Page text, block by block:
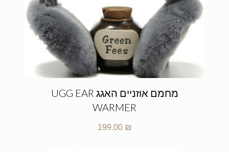
מחמם אוזניים האגג UGG EAR
WARMER
199.00 ₪